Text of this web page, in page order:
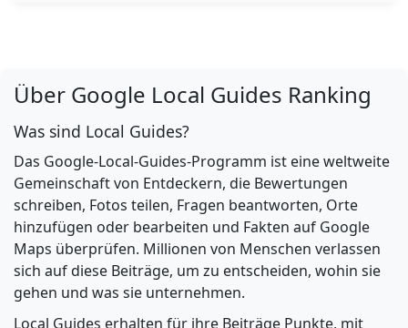
Über Google Local Guides Ranking
Was sind Local Guides?
Das Google-Local-Guides-Programm ist eine weltweite
Gemeinschaft von Entdeckern, die Bewertungen
schreiben, Fotos teilen, Fragen beantworten, Orte
hinzufügen oder bearbeiten und Fakten auf Google
Maps überprüfen. Millionen von Menschen verlassen
sich auf diese Beiträge, um zu entscheiden, wohin sie
gehen und was sie unternehmen.
Local Guides erhalten für ihre Beiträge Punkte, mit